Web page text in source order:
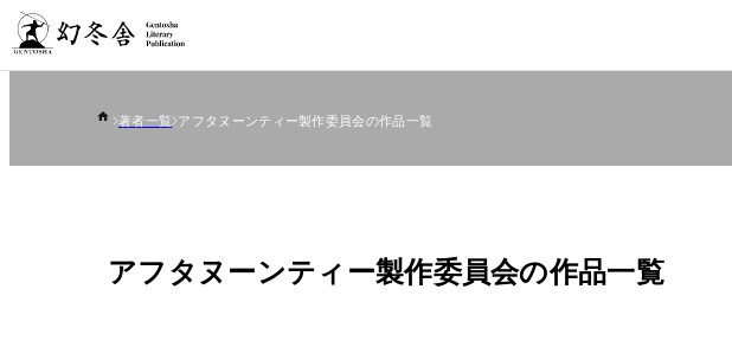
著者一覧 アフタヌーンティー製作委員会の作品一覧
アフタヌーンティー製作委員会の作品一覧